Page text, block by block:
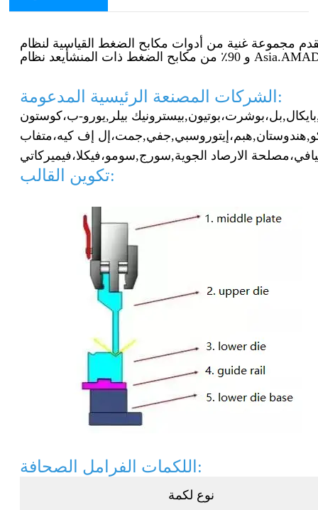
و 90٪ من مكابح الضغط ذات المنشأ
الشركات المصنعة الرئيسية المدعومة:
بايكال,بل،بوشرت،بوتيون,بيسترونيك بيلر,يورو-ب،
هندوستان,هبم، إيتوروسبي,جفي,جمت، إل إف كيه،
مصلحة الارصاد الجوية,سورج,سومو،فيكلا،
تكوين القالب:
اللكمات الفرامل الصحافة:
نوع لكمة